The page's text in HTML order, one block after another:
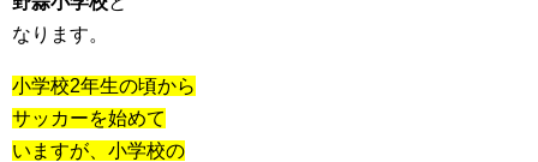
なります。
小学校2年生の頃から
サッカーを始めて
いますが、小学校の